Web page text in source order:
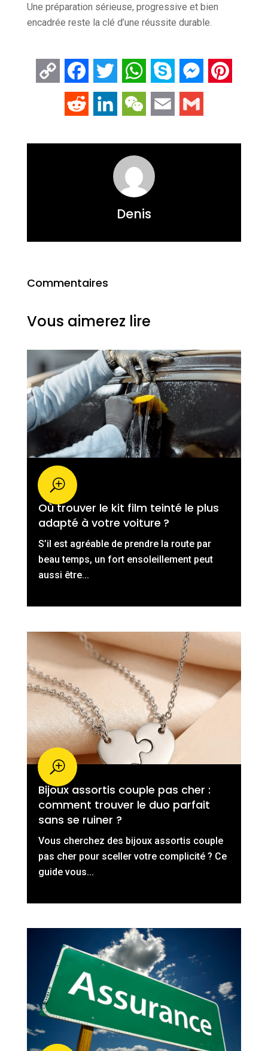
Une préparation sérieuse, progressive et bien
encadrée reste la clé d’une réussite durable.
Copy
Link
FacebookTwitter WhatsApp
Skype Messenger
Reddit LinkedInWeChat Email
Denis
Commentaires
Vous aimerez lire
Où trouver le kit film teinté le plus
adapté à votre voiture ?
S’il est agréable de prendre la route par
beau temps, un fort ensoleillement peut
aussi être...
Bijoux assortis couple pas cher :
comment trouver le duo parfait
sans se ruiner ?
Vous cherchez des bijoux assortis couple
pas cher pour sceller votre complicité ? Ce
guide vous...